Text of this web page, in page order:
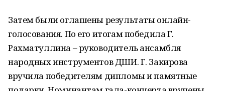
Затем были оглашены результаты онлайн-
голосования. По его итогам победила Г.
Рахматуллина – руководитель ансамбля
народных инструментов ДШИ. Г. Закирова
вручила победителям дипломы и памятные